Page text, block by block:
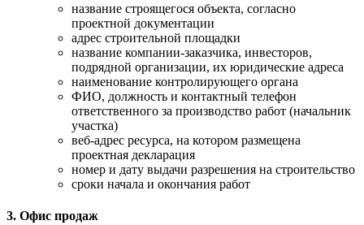
название строящегося объекта, согласно
проектной документации
адрес строительной площадки
название компании-заказчика, инвесторов,
подрядной организации, их юридические адреса
наименование контролирующего органа
ФИО, должность и контактный телефон
ответственного за производство работ (начальник
участка)
веб-адрес ресурса, на котором размещена
проектная декларация
номер и дату выдачи разрешения на строительство
сроки начала и окончания работ
3. Офис продаж